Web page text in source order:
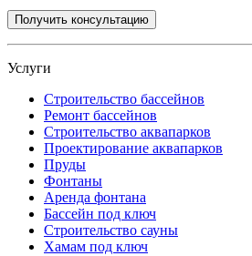
Услуги
Строительство бассейнов
Ремонт бассейнов
Строительство аквапарков
Проектирование аквапарков
Пруды
Фонтаны
Аренда фонтана
Бассейн под ключ
Строительство сауны
Хамам под ключ